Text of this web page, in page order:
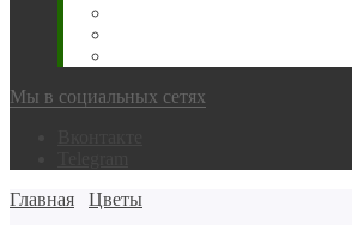
Мы в социальных сетях
Главная
Цветы